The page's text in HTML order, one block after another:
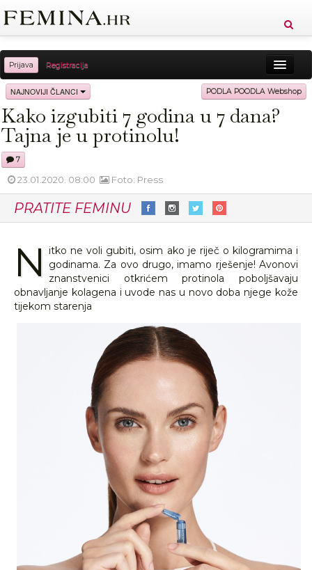
Prijava Registracija
Sreća Zdravlje Vitkost
Moda Ljubav Relax Putovanja Recepti
Proizvodi
NAJNOVIJI ČLANCI PODLA POODLA Webshop
Kako izgubiti 7 godina u 7 dana?
Tajna je u protinolu!
7
23.01.2020. 08:00 Foto: Press
PRATITE FEMINU
N itko ne voli gubiti, osim ako je riječ o kilogramima i
godinama. Za ovo drugo, imamo rješenje! Avonovi
znanstvenici otkrićem protinola poboljšavaju
obnavljanje kolagena i uvode nas u novo doba njege kože
tijekom starenja